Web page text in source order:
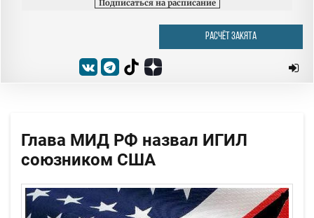
Подписаться на расписание
РАСЧЁТ ЗАКЯТА
Глава МИД РФ назвал ИГИЛ
союзником США